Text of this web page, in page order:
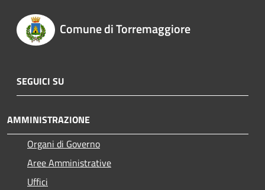
Comune di Torremaggiore
SEGUICI SU
AMMINISTRAZIONE
Organi di Governo
Aree Amministrative
Uffici